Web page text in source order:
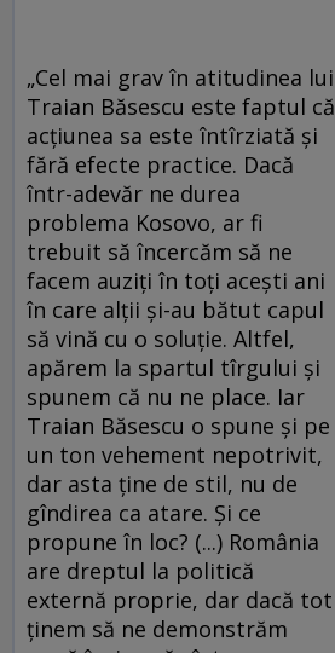
„Cel mai grav în atitudinea lui
Traian Băsescu este faptul că
acţiunea sa este întîrziată şi
fără efecte practice. Dacă
într-adevăr ne durea
problema Kosovo, ar fi
trebuit să încercăm să ne
facem auziţi în toţi aceşti ani
în care alţii şi-au bătut capul
să vină cu o soluţie. Altfel,
apărem la spartul tîrgului şi
spunem că nu ne place. Iar
Traian Băsescu o spune şi pe
un ton vehement nepotrivit,
dar asta ţine de stil, nu de
gîndirea ca atare. Şi ce
propune în loc? (...) România
are dreptul la politică
externă proprie, dar dacă tot
ţinem să ne demonstrăm